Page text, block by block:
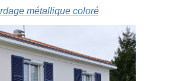
métallique coloré